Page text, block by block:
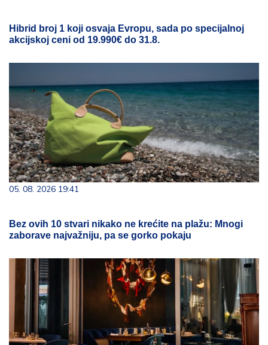
Hibrid broj 1 koji osvaja Evropu, sada po specijalnoj
akcijskoj ceni od 19.990€ do 31.8.
05. 08. 2026 19:41
Bez ovih 10 stvari nikako ne krećite na plažu: Mnogi
zaborave najvažniju, pa se gorko pokaju